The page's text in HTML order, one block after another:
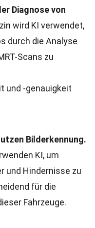
Diagnose von
wird KI verwendet,
durch die Analyse
Scans zu
und -genauigkeit
Bilderkennung.
KI, um
und Hindernisse zu
für die
Fahrzeuge.